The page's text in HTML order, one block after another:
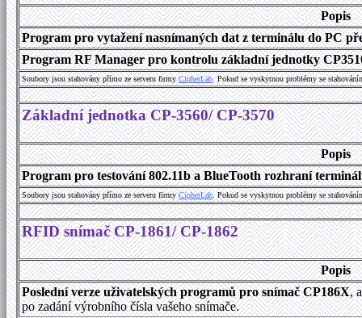
Popis
Program pro vytažení nasnímaných dat z terminálu do PC
Program RF Manager pro kontrolu základní jednotky
Soubory jsou stahovány přímo ze serveru firmyCipherLab. Pokud se vyskytnou problémy se
Základní jednotka CP-3560/ CP-3570
Popis
Program pro testování 802.11b a BlueTooth rozhraní
Soubory jsou stahovány přímo ze serveru firmyCipherLab. Pokud se vyskytnou problémy se
RFID snímač CP-1861/ CP-1862
Popis
Poslední verze uživatelských programů pro snímač CP186X,
po zadání výrobního čísla vašeho snímače.